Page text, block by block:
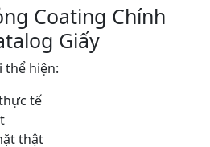
Coating Chính
Giấy
thể hiện:
tế
thật